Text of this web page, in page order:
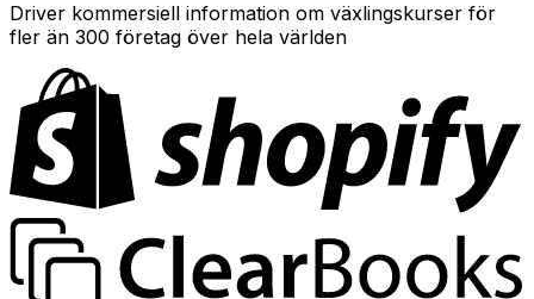
Driver kommersiell information om växlingskurser för
fler än 300 företag över hela världen